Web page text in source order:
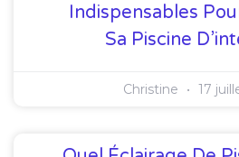
Indispensables
Sa Piscine
Christine 17